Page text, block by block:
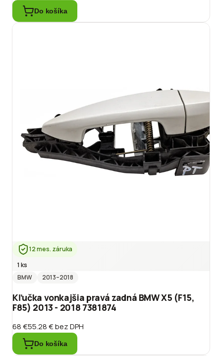
Do košíka
12 mes. záruka
1 ks
BMW
2013–2018
Kľučka vonkajšia pravá zadná BMW X5 (F15,
F85) 2013 - 2018 7381874
68 €55.28 €bez DPH
Do košíka